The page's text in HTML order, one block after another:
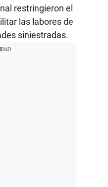
restringieron el
las labores de
siniestradas.